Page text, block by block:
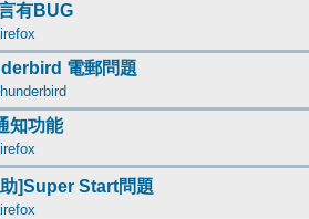
有BUG
電郵問題
知功能
]Super Start問題